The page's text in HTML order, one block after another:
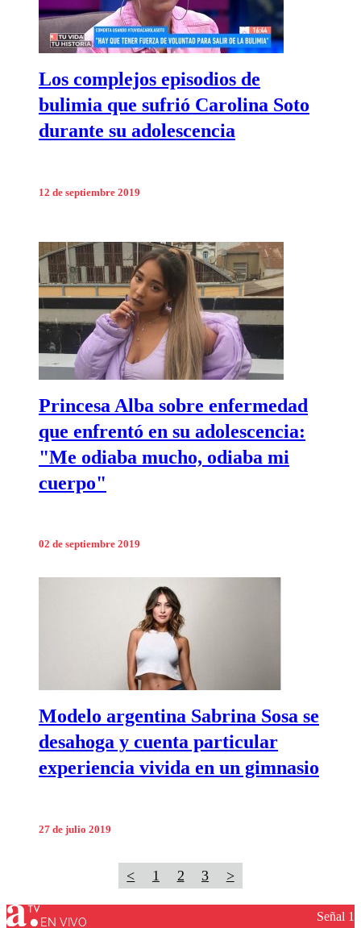
Los complejos episodios de
bulimia que sufrió Carolina Soto
durante su adolescencia
12 de septiembre 2019
Princesa Alba sobre enfermedad
que enfrentó en su adolescencia:
"Me odiaba mucho, odiaba mi
cuerpo"
02 de septiembre 2019
Modelo argentina Sabrina Sosa se
desahoga y cuenta particular
experiencia vivida en un gimnasio
27 de julio 2019
< 1 2 3 >
EN VIVO Señal 1